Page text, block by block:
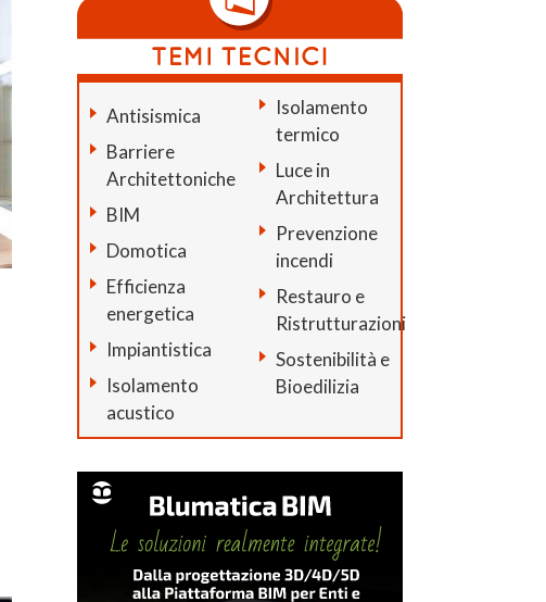
Antisismica
Barriere
Architettoniche
BIM
Domotica
Efficienza
energetica
Impiantistica
Isolamento
acustico
Isolamento
termico
Luce in
Architettura
Prevenzione
incendi
Restauro e
Ristrutturazioni
Sostenibilità e
Bioedilizia